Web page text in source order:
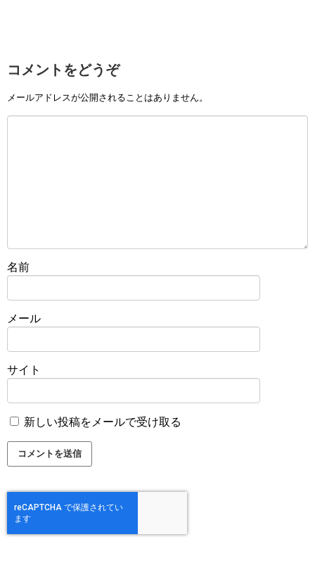
コメントをどうぞ
メールアドレスが公開されることはありません。
名前
メール
サイト
新しい投稿をメールで受け取る